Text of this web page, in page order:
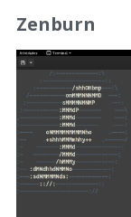
Zenburn